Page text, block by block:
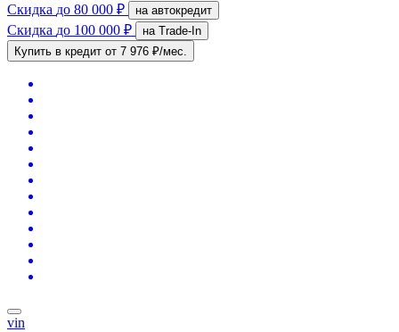
Скидка до 80 000 ₽ на автокредит
Скидка до 100 000 ₽
на Trade-In
Купить в кредит от 7 976 ₽/мес.
vin